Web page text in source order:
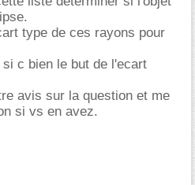
type de ces rayons pour
c bien le but de l'ecart
avis sur la question et me
si vs en avez.